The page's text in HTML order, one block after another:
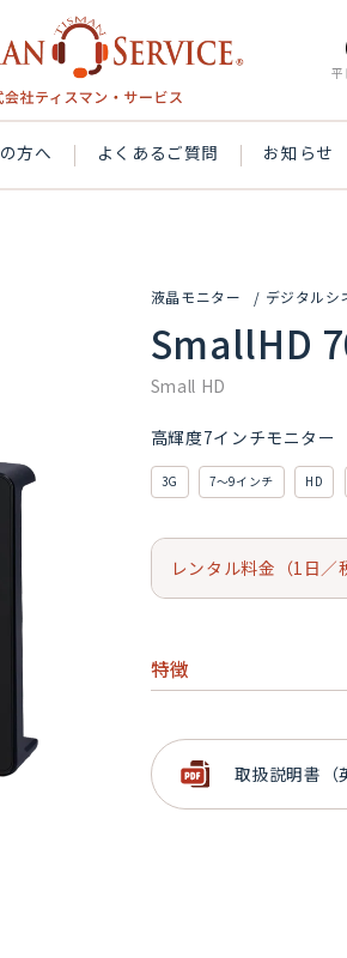
方へ よくあるご質問 お知らせ
液晶モニター デジタルシ
SmallHD
Small HD
高輝度7インチモニター
3G 7～9インチ HD
レンタル料金（1日／
特徴
HDRプレビュー・波
取扱説明書（